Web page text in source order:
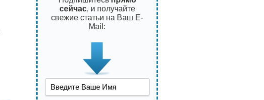
сейчас, и получайте
свежие статьи на Ваш E-
Mail: